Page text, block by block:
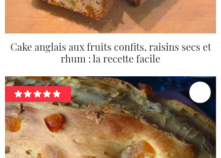
Cake anglais aux fruits confits, raisins secs et
rhum : la recette facile